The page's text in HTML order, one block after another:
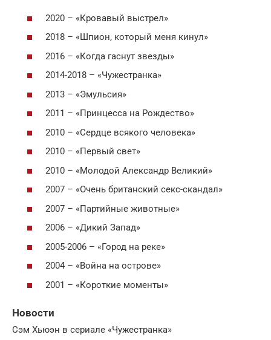
2020 – «Кровавый выстрел»
2018 – «Шпион, который меня кинул»
2016 – «Когда гаснут звезды»
2014-2018 – «Чужестранка»
2013 – «Эмульсия»
2011 – «Принцесса на Рождество»
2010 – «Сердце всякого человека»
2010 – «Первый свет»
2010 – «Молодой Александр Великий»
2007 – «Очень британский секс-скандал»
2007 – «Партийные животные»
2006 – «Дикий Запад»
2005-2006 – «Город на реке»
2004 – «Война на острове»
2001 – «Короткие моменты»
Новости
Сэм Хьюэн в сериале «Чужестранка»